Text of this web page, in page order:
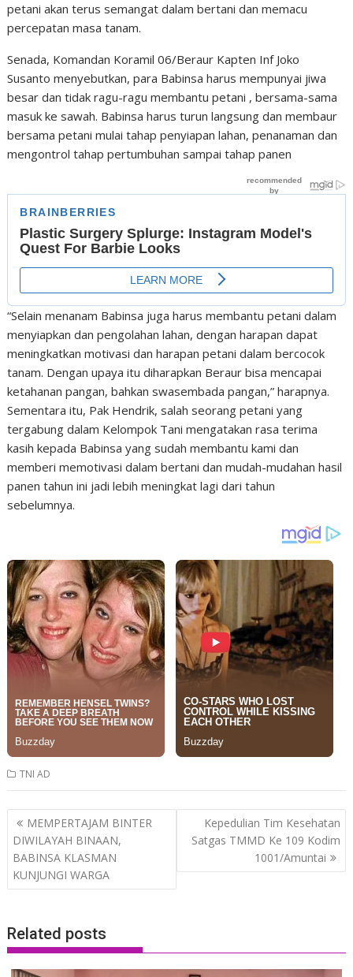
petani akan terus semangat dalam bertani dan memacu
percepatan masa tanam.
Senada, Komandan Koramil 06/Beraur Kapten Inf Joko
Susanto menyebutkan, para Babinsa harus mempunyai jiwa
besar dan tidak ragu-ragu membantu petani , bersama-sama
masuk ke sawah. Babinsa harus turun langsung dan membaur
bersama petani mulai tahap penyiapan lahan, penanaman dan
mengontrol tahap pertumbuhan sampai tahap panen
“Selain menanam Babinsa juga harus membantu petani dalam
menyiapkan dan pengolahan lahan, dengan harapan dapat
meningkatkan motivasi dan harapan petani dalam bercocok
tanam. Dengan upaya itu diharapkan Beraur bisa mencapai
ketahanan pangan, bahkan swasembada pangan,” harapnya.
Sementara itu, Pak Hendrik, salah seorang petani yang
tergabung dalam Kelompok Tani mengatakan rasa terima
kasih kepada Babinsa yang sudah membantu kami dan
memberi memotivasi dalam bertani dan mudah-mudahan hasil
panen tahun ini jadi lebih meningkat lagi dari tahun
sebelumnya.
TNI AD
Post
navigation
MEMPERTAJAM BINTER
DIWILAYAH BINAAN,
BABINSA KLASMAN
KUNJUNGI WARGA
Kepedulian Tim Kesehatan
Satgas TMMD Ke 109 Kodim
1001/Amuntai
Related posts